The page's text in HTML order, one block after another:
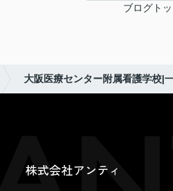
ブログト
大阪医療センター附属看護学校|
株式会社アンティ